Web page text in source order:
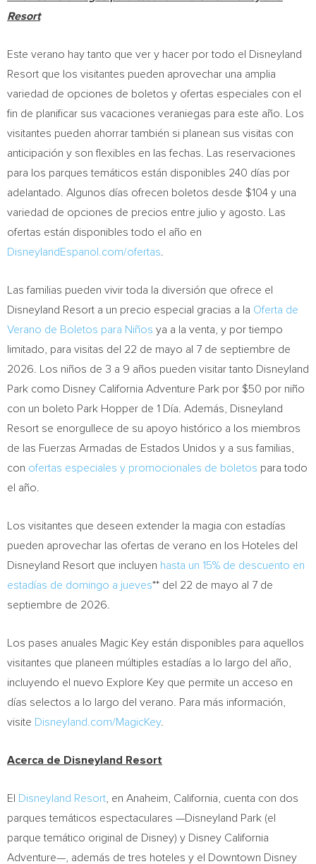
Resort
Este verano hay tanto que ver y hacer por todo el Disneyland
Resort que los visitantes pueden aprovechar una amplia
variedad de opciones de boletos y ofertas especiales con el
fin de planificar sus vacaciones veraniegas para este año. Los
visitantes pueden ahorrar también si planean sus visitas con
anticipación y son flexibles en las fechas. Las reservaciones
para los parques temáticos están disponibles 240 días por
adelantado. Algunos días ofrecen boletos desde $104 y una
variedad de opciones de precios entre julio y agosto. Las
ofertas están disponibles todo el año en
DisneylandEspanol.com/ofertas
Las familias pueden vivir toda la diversión que ofrece el
Disneyland Resort a un precio especial gracias a la Oferta de
Verano de Boletos para Niños ya a la venta, y por tiempo
limitado, para visitas del 22 de mayo al 7 de septiembre de
2026. Los niños de 3 a 9 años pueden visitar tanto Disneyland
Park como Disney California Adventure Park por $50 por niño
con un boleto Park Hopper de 1 Día. Además, Disneyland
Resort se enorgullece de su apoyo histórico a los miembros
de las Fuerzas Armadas de Estados Unidos y a sus familias,
con ofertas especiales y promocionales de boletos para todo
el año.
Los visitantes que deseen extender la magia con estadías
pueden aprovechar las ofertas de verano en los Hoteles del
Disneyland Resort que incluyen hasta un 15% de descuento en
estadías de domingo a jueves** del 22 de mayo al 7 de
septiembre de 2026.
Los pases anuales Magic Key están disponibles para aquellos
visitantes que planeen múltiples estadías a lo largo del año,
incluyendo el nuevo Explore Key que permite un acceso en
días selectos a lo largo del verano. Para más información,
visite Disneyland.com/MagicKey.
Acerca de Disneyland Resort
El Disneyland Resort , en Anaheim, California, cuenta con dos
parques temáticos espectaculares —Disneyland Park (el
parque temático original de Disney) y Disney California
Adventure—, además de tres hoteles y el Downtown Disney